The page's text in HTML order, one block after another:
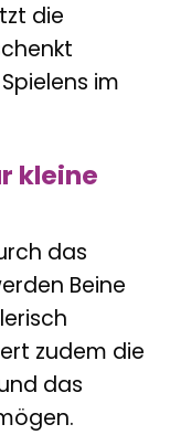
die
im
kleine
das
Beine
zudem die
das